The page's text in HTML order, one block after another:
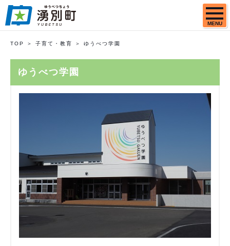
MENU
TOP 子育て・教育 ゆうべつ学園
ゆうべつ学園